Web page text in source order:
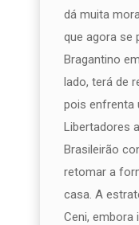
dá muita
que agora se
Bragantino
lado, terá de
pois enfrenta
Libertadores
Brasileirão
retomar a
casa. A
Ceni, embora